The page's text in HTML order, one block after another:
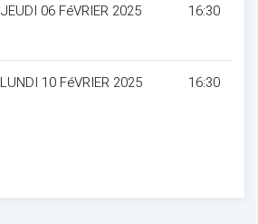
JEUDI 06 FéVRIER 2025 16:30
LUNDI 10 FéVRIER 2025 16:30